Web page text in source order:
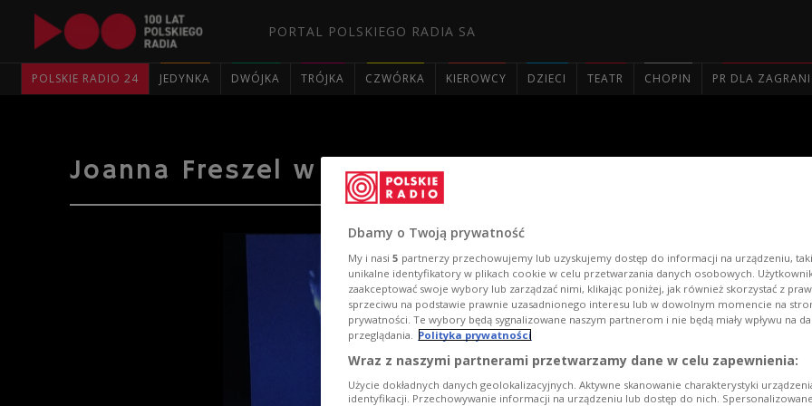
PORTAL POLSKIEGO RADIA SA
POLSKIE RADIO 24 JEDYNKA DWÓJKA TRÓJKA CZWÓRKA KIEROWCY DZIECI TEATR CHOPIN PR DLA
Joanna Freszel w "Five o'clock"
Dbamy o Twoją prywatność
My i nasi 5 partnerzy przechowujemy lub uzyskujemy dostęp do informacji na urządzeniu,
unikalne identyfikatory w plikach cookie w celu przetwarzania danych osobowych.
zaakceptować swoje wybory lub zarządzać nimi, klikając poniżej, jak również skorzystać z
sprzeciwu na podstawie prawnie uzasadnionego interesu lub w dowolnym momencie na
prywatności. Te wybory będą sygnalizowane naszym partnerom i nie będą miały wpływu na
przeglądania. Polityka prywatności
Wraz z naszymi partnerami przetwarzamy dane w celu zapewnienia:
Użycie dokładnych danych geolokalizacyjnych. Aktywne skanowanie charakterystyki
identyfikacji. Przechowywanie informacji na urządzeniu lub dostęp do nich.